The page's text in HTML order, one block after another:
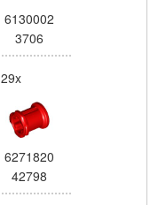
6130002
3706
29x
6271820
42798